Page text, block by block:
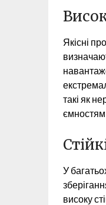
Якісні
такі як
ємностям
У
високу